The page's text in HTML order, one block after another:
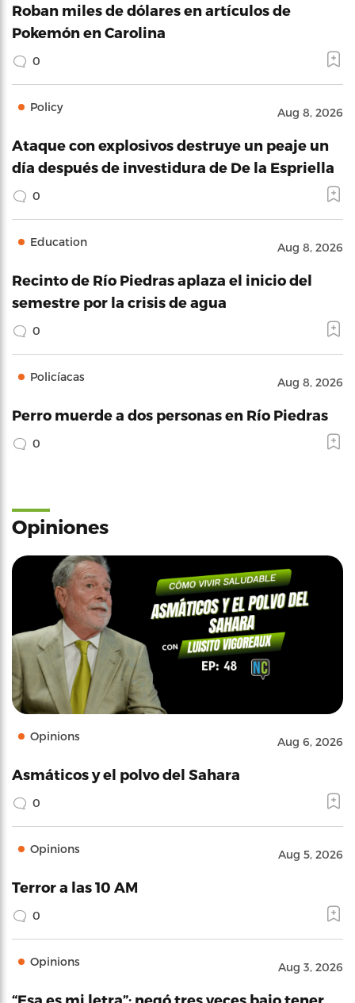
Roban miles de dólares en artículos de
Pokemón en Carolina
0
Policy Aug 8, 2026
Ataque con explosivos destruye un peaje un
día después de investidura de De la Espriella
0
Education Aug 8, 2026
Recinto de Río Piedras aplaza el inicio del
semestre por la crisis de agua
0
Policíacas Aug 8, 2026
Perro muerde a dos personas en Río Piedras
0
Opiniones
Opinions Aug 6, 2026
Asmáticos y el polvo del Sahara
0
Opinions Aug 5, 2026
Terror a las 10 AM
0
Opinions Aug 3, 2026
“Esa es mi letra”: negó tres veces bajo tener